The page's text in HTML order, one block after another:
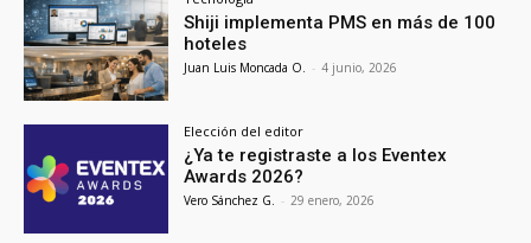
Shiji implementa PMS en más de 100
hoteles
Juan Luis Moncada O. - 4 junio, 2026
Elección del editor
¿Ya te registraste a los Eventex
Awards 2026?
Vero Sánchez G. - 29 enero, 2026